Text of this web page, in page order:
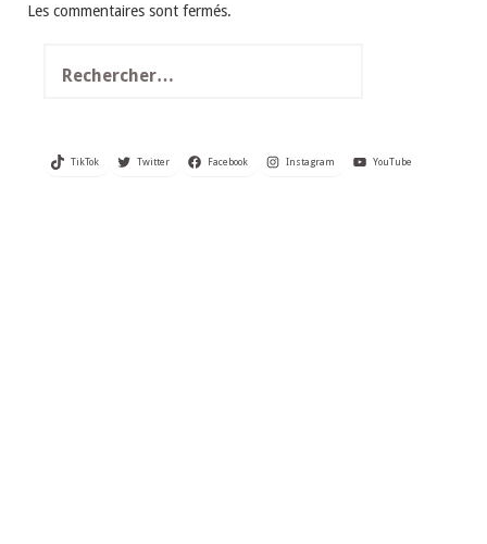
Les commentaires sont fermés.
TikTok Twitter Facebook Instagram YouTube